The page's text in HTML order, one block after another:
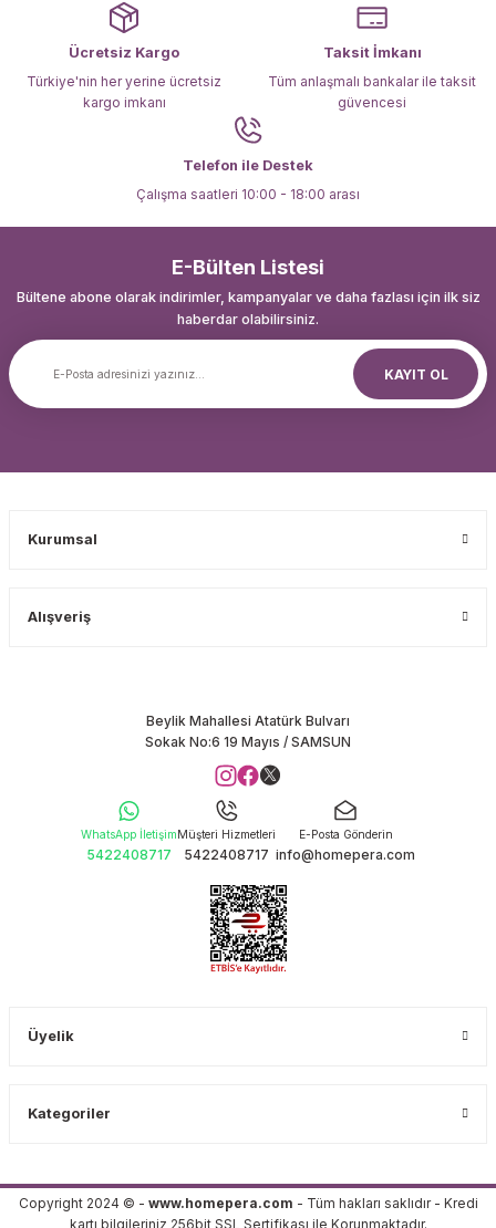
Ücretsiz Kargo
Türkiye'nin her yerine ücretsiz
kargo imkanı
Taksit İmkanı
Tüm anlaşmalı bankalar ile taksit
güvencesi
Telefon ile Destek
Çalışma saatleri 10:00 - 18:00 arası
E-Bülten Listesi
Bültene abone olarak indirimler, kampanyalar ve daha fazlası için ilk siz
haberdar olabilirsiniz.
KAYIT OL
Kurumsal
Alışveriş
Beylik Mahallesi Atatürk Bulvarı
Sokak No:6 19 Mayıs / SAMSUN
WhatsApp İletişim
5422408717
Müşteri Hizmetleri
5422408717
E-Posta Gönderin
info@homepera.com
Üyelik
Kategoriler
Copyright 2024 © - www.homepera.com - Tüm hakları saklıdır - Kredi
kartı bilgileriniz 256bit SSL Sertifikası ile Korunmaktadır.